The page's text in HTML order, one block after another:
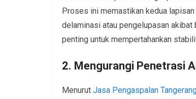
Proses ini memastikan kedua
delaminasi atau pengelupasan akibat
penting untuk mempertahankan
2. Mengurangi Penetrasi
Menurut Jasa Pengaspalan